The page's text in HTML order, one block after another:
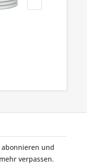
abonnieren und
verpassen.